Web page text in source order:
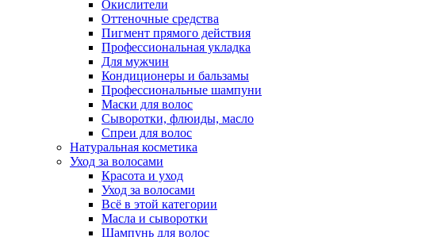
Окислители
Оттеночные средства
Пигмент прямого действия
Профессиональная укладка
Для мужчин
Кондиционеры и бальзамы
Профессиональные шампуни
Маски для волос
Сыворотки, флюиды, масло
Спреи для волос
Натуральная косметика
Уход за волосами
Красота и уход
Уход за волосами
Всё в этой категории
Масла и сыворотки
Шампунь для волос